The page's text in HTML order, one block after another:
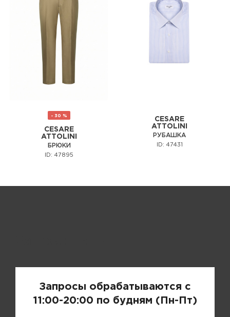
- 30 %
CESARE
ATTOLINI
БРЮКИ
ID: 47895
CESARE
ATTOLINI
РУБАШКА
ID: 47431
Запросы обрабатываются с
11:00-20:00 по будням (Пн-Пт)